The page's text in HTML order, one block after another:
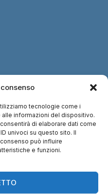
tecnologie come i
informazioni del dispositivo.
di elaborare dati come
univoci su questo sito. Il
può influire
e funzioni.
SU: